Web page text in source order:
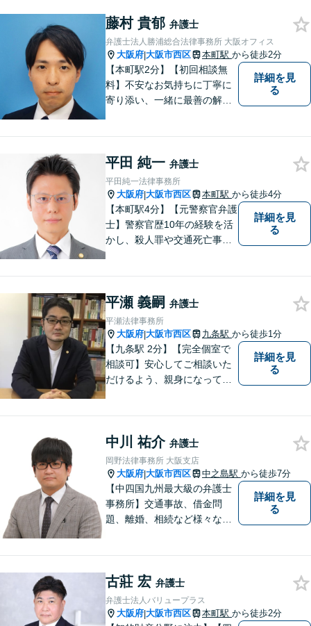
「女性に寄り添う豊富な相談
実績」その方の人生の再出発
を全力で応援いたします【休
日・夜間相談可】
藤村 貴郁 弁護士
弁護士法人勝浦総合法律事務所 大阪オフィス
大阪府|大阪市西区 本町駅 から徒歩2分
【本町駅2分】【初回相談無
料】不安なお気持ちに丁寧に
寄り添い、一緒に最善の解決
けるよう、誠実にあなたをサ
ポートいたします。【電話相
談も対応可能】
詳細を見
る
平田 純一 弁護士
平田純一法律事務所
大阪府|大阪市西区 本町駅 から徒歩4分
【本町駅4分】【元警察官弁護
士】警察官歴10年の経験を活
かし、殺人罪や交通死亡事故
す。男女問題や労働問題な
ど、多岐に渡る分野に力を注
いでおります。ぜひお気軽に
ご相談ください。
詳細を見
る
平瀬 義嗣 弁護士
平瀬法律事務所
大阪府|大阪市西区 九条駅 から徒歩1分
【九条駅 2分】【完全個室で
相談可】安心してご相談いた
だけるよう、親身になってお
法律問題は時間の経過ととも
に事態が悪化することが多い
です。 お気軽にご相談くださ
い。
詳細を見
る
中川 祐介 弁護士
岡野法律事務所 大阪支店
大阪府|大阪市西区 中之島駅 から徒歩7分
【中四国九州最大級の弁護士
事務所】交通事故、借金問
題、離婚、相続など様々な問
い！
詳細を見
る
古莊 宏 弁護士
弁護士法人バリュープラス
大阪府|大阪市西区 本町駅 から徒歩2分